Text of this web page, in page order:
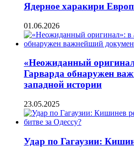
Ядерное харакири
01.06.2026
«Неожиданный
Гарварда обнаружен
западной истории
23.05.2025
Удар по Гагаузии: